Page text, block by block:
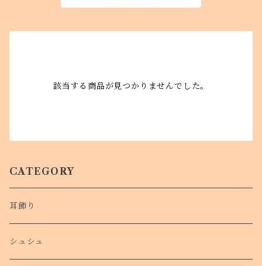
該当する商品が見つかりませんでした。
CATEGORY
耳飾り
シュシュ